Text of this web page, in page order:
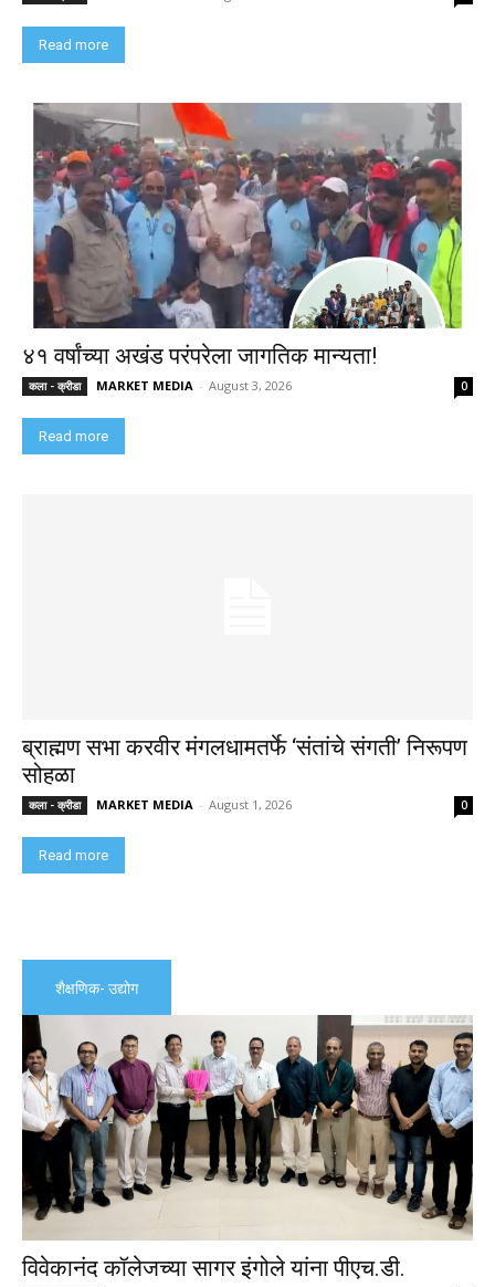
Read more
४१ वर्षांच्या अखंड परंपरेला जागतिक मान्यता!
कला - क्रीडा MARKET MEDIA - August 3, 2026 0
Read more
ब्राह्मण सभा करवीर मंगलधामतर्फे ‘संतांचे संगती’ निरूपण
सोहळा
कला - क्रीडा MARKET MEDIA - August 1, 2026 0
Read more
शैक्षणिक- उद्योग
विवेकानंद कॉलेजच्या सागर इंगोले यांना पीएच.डी.